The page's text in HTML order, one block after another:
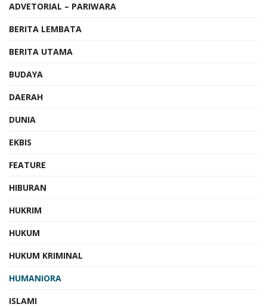
ADVETORIAL – PARIWARA
BERITA LEMBATA
BERITA UTAMA
BUDAYA
DAERAH
DUNIA
EKBIS
FEATURE
HIBURAN
HUKRIM
HUKUM
HUKUM KRIMINAL
HUMANIORA
ISLAMI